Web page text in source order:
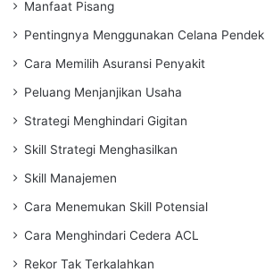
Manfaat Pisang
Pentingnya Menggunakan Celana Pendek
Cara Memilih Asuransi Penyakit
Peluang Menjanjikan Usaha
Strategi Menghindari Gigitan
Skill Strategi Menghasilkan
Skill Manajemen
Cara Menemukan Skill Potensial
Cara Menghindari Cedera ACL
Rekor Tak Terkalahkan